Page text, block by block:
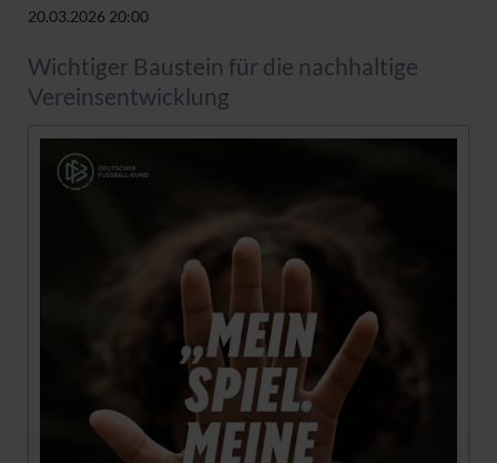
20.03.2026 20:00
Wichtiger Baustein für die nachhaltige
Vereinsentwicklung